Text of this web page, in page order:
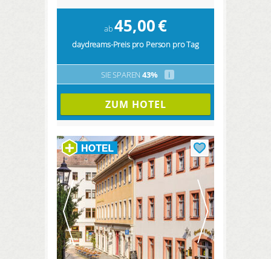
ab45,00€
daydreams-Preis pro Person pro Tag
SIE SPAREN 43% i
ZUM HOTEL